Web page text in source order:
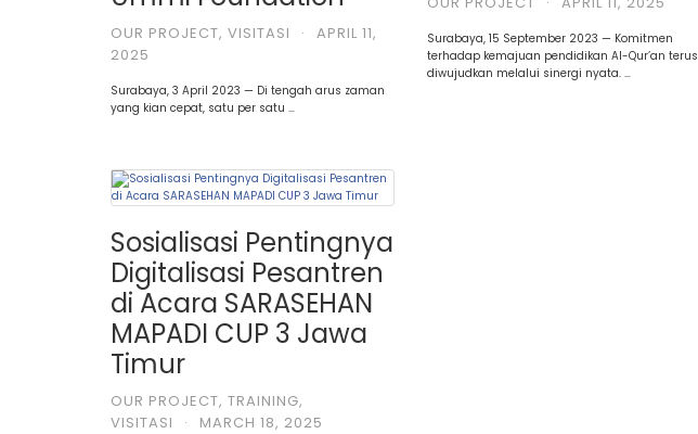
OUR PROJECT, VISITASI ·
APRIL 11,
2025
Surabaya, 3 April 2023 — Di tengah arus zaman
yang kian cepat, satu per satu …
Surabaya, 15 September 2023 — Komitmen
terhadap kemajuan pendidikan Al-Qur’an terus
diwujudkan melalui sinergi nyata. …
Sosialisasi Pentingnya
Digitalisasi Pesantren
di Acara SARASEHAN
MAPADI CUP 3 Jawa
Timur
OUR PROJECT, TRAINING,
VISITASI
· MARCH 18, 2025